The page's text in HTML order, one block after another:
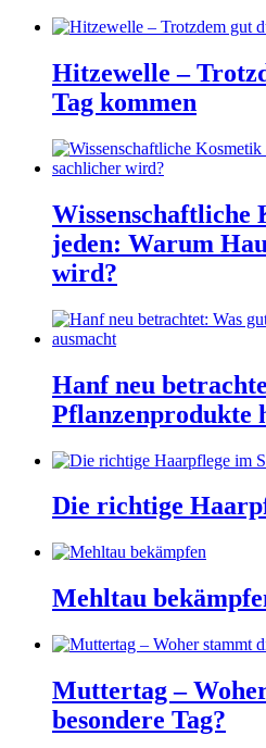
Hitzewelle –
Tag kommen
Wissenschaftliche
jeden: Warum
wird?
Hanf neu
Pflanzenprodukte
Die richtige
Mehltau
Muttertag –
besondere Tag?